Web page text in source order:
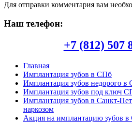
Для отправки комментария вам
Наш телефон:
+7 (812) 507
Главная
Имплантация зубов в СПб
Имплантация зубов недорого в
Имплантация зубов под ключ
Имплантация зубов в Санкт-
наркозом
Акция на имплантацию зубов